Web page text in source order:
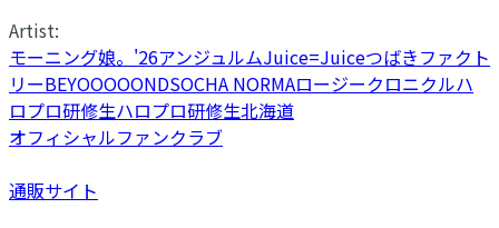
Artist:
モーニング娘。'26アンジュルムJuice=Juiceつばきファクト
リーBEYOOOOONDSOCHA NORMAロージークロニクルハ
ロプロ研修生ハロプロ研修生北海道
オフィシャルファンクラブ
通販サイト